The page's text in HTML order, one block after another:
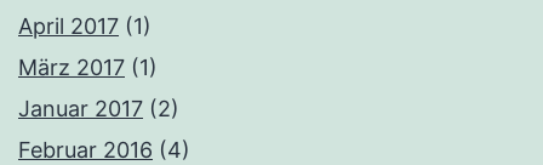
April 2017 (1)
März 2017 (1)
Januar 2017 (2)
Februar 2016 (4)